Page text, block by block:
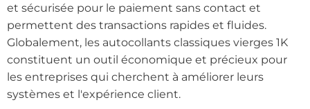
et sécurisée pour le paiement sans contact et
permettent des transactions rapides et fluides.
Globalement, les autocollants classiques vierges 1K
constituent un outil économique et précieux pour
les entreprises qui cherchent à améliorer leurs
systèmes et l'expérience client.